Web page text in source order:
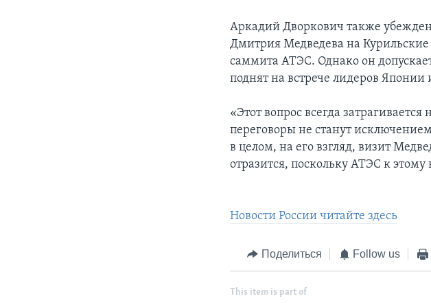
Аркадий Дворкович также
Дмитрия Медведева на Курильские
саммита АТЭС. Однако он
поднят на встрече лидеров Японии
«Этот вопрос всегда
переговоры не станут
в целом, на его взгляд, визит
отразится, поскольку АТЭС к
Новости России читайте здесь
Поделиться Follow us
This item is part of